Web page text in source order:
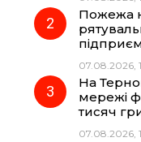
o
k
Пожежа
07.08.2026,
На
мережі
тисяч
07.08.2026,